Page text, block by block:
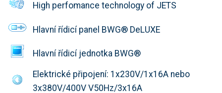
High perfomance technology of JETS
Hlavní řídicí panel BWG® DeLUXE
Hlavní řídicí jednotka BWG®
Elektrické připojení: 1x230V/1x16A nebo
3x380V/400V V50Hz/3x16A